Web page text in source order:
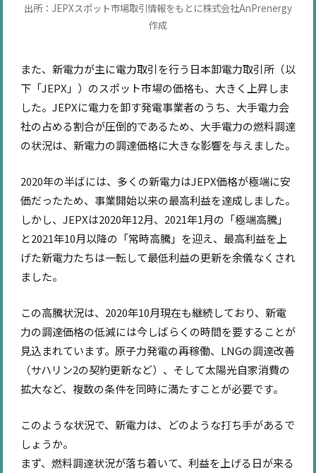
出所：JEPXスポット市場取引情報をもとに株式会社AnPrenergy
作成
また、新電力が主に電力取引を行う日本卸電力取引所（以
下「JEPX」）のスポット市場の価格も、大きく上昇しま
した。JEPXに電力を卸す発電事業者のうち、大手電力会
社の占める割合が圧倒的であるため、大手電力の燃料調達
の状況は、新電力の調達価格に大きな影響を与えました。
2020年の半ばには、多くの新電力はJEPX価格が極端に安
価だったため、事業開始以来の最高利益を達成しました。
しかし、JEPXは2020年12月、2021年1月の「極端高騰」
と2021年10月以降の「常時高騰」を迎え、最高利益を上
げた新電力たちは一転して最低利益の更新を余儀なくされ
ました。
この高騰状況は、2020年10月現在も継続しており、新電
力の調達価格の低減には今しばらくの時間を要することが
見込まれています。原子力発電の再稼働、LNGの調達改善
（サハリン2の契約更新など）、そして太陽光自家消費の
拡大など、複数の条件を同時に満たすことが必要です。
このような状況で、新電力は、どのような打ち手があるで
しょうか。
まず、燃料調達状況が落ち着いて、利益を上げる日が来る